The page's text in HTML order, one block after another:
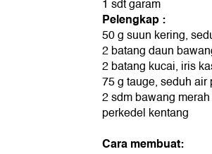
1 sdt garam
Pelengkap :
50 g suun kering,
2 batang daun
2 batang kucai, iris
75 g tauge, seduh
2 sdm bawang
perkedel kentang
Cara membuat: